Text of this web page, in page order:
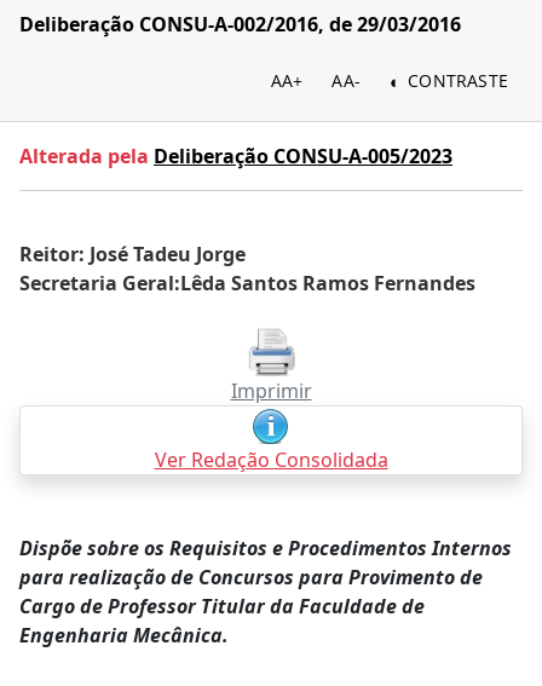
Deliberação CONSU-A-002/2016, de 29/03/2016
AA+ AA- CONTRASTE
Alterada pela Deliberação CONSU-A-005/2023
Reitor: José Tadeu Jorge
Secretaria Geral:Lêda Santos Ramos Fernandes
Imprimir
Ver Redação Consolidada
Dispõe sobre os Requisitos e Procedimentos Internos
para realização de Concursos para Provimento de
Cargo de Professor Titular da Faculdade de
Engenharia Mecânica.